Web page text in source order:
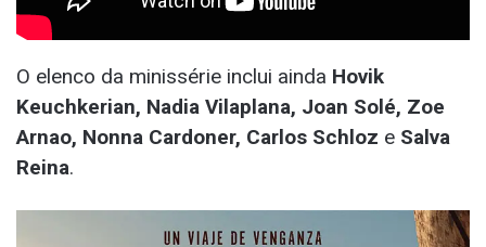
O elenco da minissérie inclui ainda Hovik
Keuchkerian, Nadia Vilaplana, Joan Solé, Zoe
Arnao, Nonna Cardoner, Carlos Schloz e Salva
Reina.